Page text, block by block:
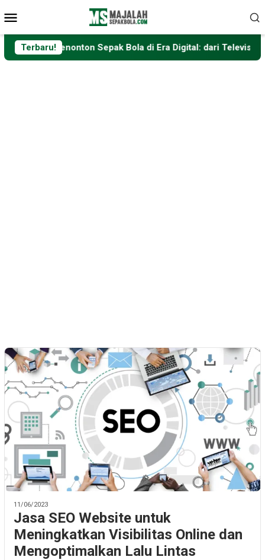
ke
kontenMobile
Terbaru!
Menonton Sepak Bola di Era Digital: dari Televisi hingga
11/06/2023
Jasa SEO Website untuk
Meningkatkan Visibilitas Online dan
Mengoptimalkan Lalu Lintas